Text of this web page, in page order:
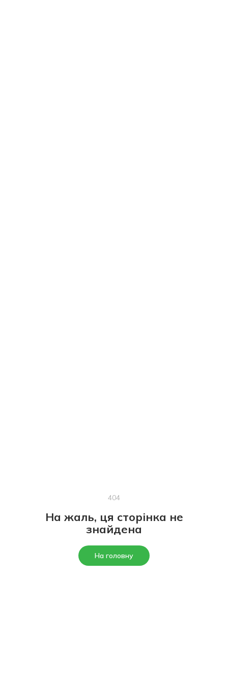
404
На жаль, ця сторінка не
знайдена
На головну